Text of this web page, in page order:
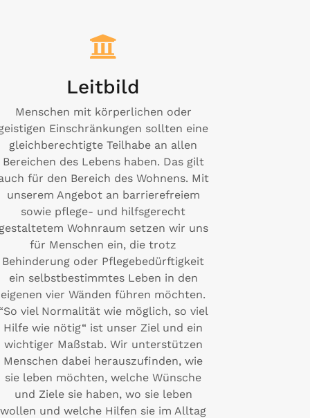
Leitbild
Menschen mit körperlichen oder
Einschränkungen sollten eine
gleichberechtigte Teilhabe an allen
Bereichen des Lebens haben. Das gilt
für den Bereich des Wohnens. Mit
unserem Angebot an barrierefreiem
sowie pflege- und hilfsgerecht
Wohnraum setzen wir uns
für Menschen ein, die trotz
Behinderung oder Pflegebedürftigkeit
ein selbstbestimmtes Leben in den
eigenen vier Wänden führen möchten.
viel Normalität wie möglich, so viel
Hilfe wie nötig“ ist unser Ziel und ein
wichtiger Maßstab. Wir unterstützen
Menschen dabei herauszufinden, wie
sie leben möchten, welche Wünsche
und Ziele sie haben, wo sie leben
wollen und welche Hilfen sie im Alltag